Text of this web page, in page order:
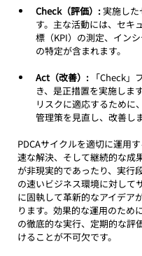
Check（評価）: 実施した
す。主な活動には、セキ
標（KPI）の測定、イン
の特定が含まれます。
Act（改善）: 「Check」
き、是正措置を実施しま
リスクに適応するために
管理策を見直し、改善しま
PDCAサイクルを適切に運用
速な解決、そして継続的な成
が非現実的であったり、実行
の速いビジネス環境に対して
に固執して革新的なアイデア
ります。効果的な運用のため
の徹底的な実行、定期的な評
けることが不可欠です。